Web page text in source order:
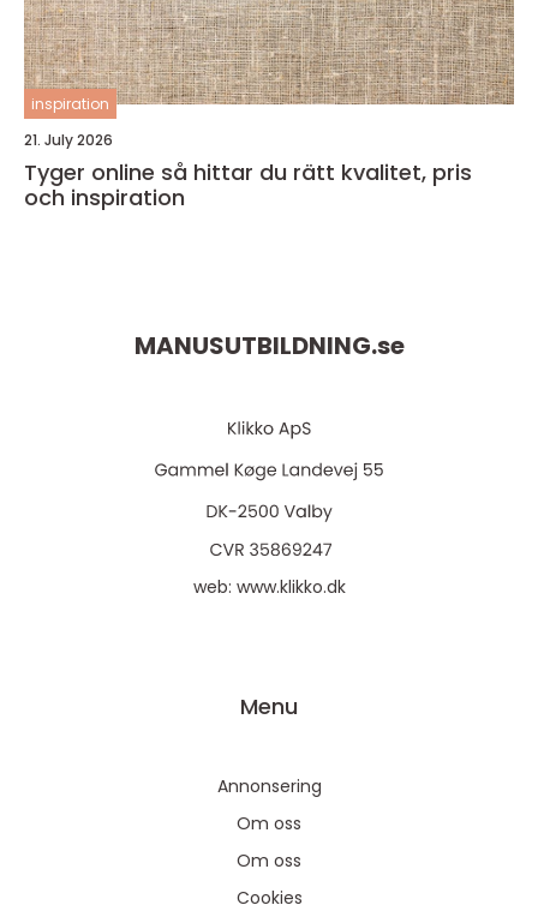
inspiration
21. July 2026
Tyger online så hittar du rätt kvalitet, pris
och inspiration
MANUSUTBILDNING.se
web: www.klikko.dk
Menu
Annonsering
Om oss
Om oss
Cookies